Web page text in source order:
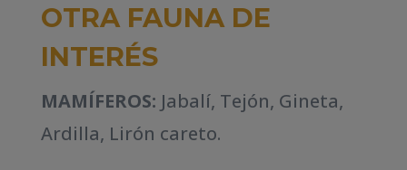
OTRA FAUNA DE
INTERÉS
MAMÍFEROS: Jabalí, Tejón, Gineta,
Ardilla, Lirón careto.